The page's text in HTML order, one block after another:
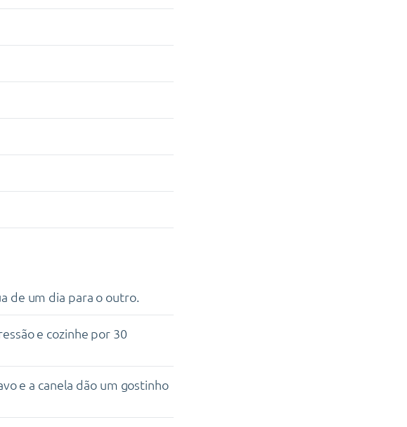
de um dia para o outro.
e cozinhe por 30
e a canela dão um gostinho